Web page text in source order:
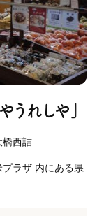
れしや」
橋西詰
プラザ 内にある県